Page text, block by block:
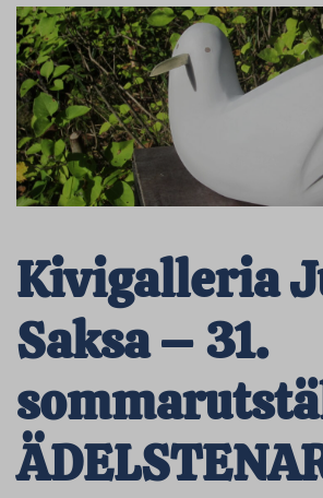
Kivigalleria
Saksa – 31.